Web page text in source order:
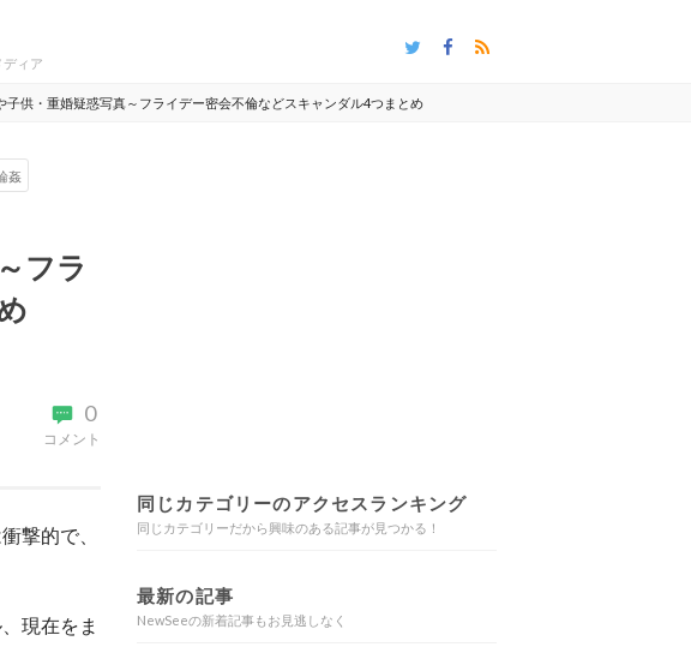
ィア
子供・重婚疑惑写真～フライデー密会不倫などスキャンダル4つまとめ
姦
フラ
0
コメント
撃的で、
現在をま
同じカテゴリーのアクセスランキング
同じカテゴリーだから興味のある記事が見つかる！
最新の記事
NewSeeの新着記事もお見逃しなく